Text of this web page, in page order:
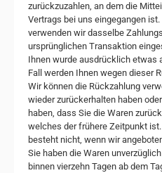
zurückzuzahlen, an dem die
Vertrags bei uns eingegangen
verwenden wir dasselbe
ursprünglichen Transaktion
Ihnen wurde ausdrücklich etwas
Fall werden Ihnen wegen dieser
Wir können die Rückzahlung
wieder zurückerhalten haben
haben, dass Sie die Waren
welches der frühere Zeitpunkt
besteht nicht, wenn wir
Sie haben die Waren
binnen vierzehn Tagen ab dem